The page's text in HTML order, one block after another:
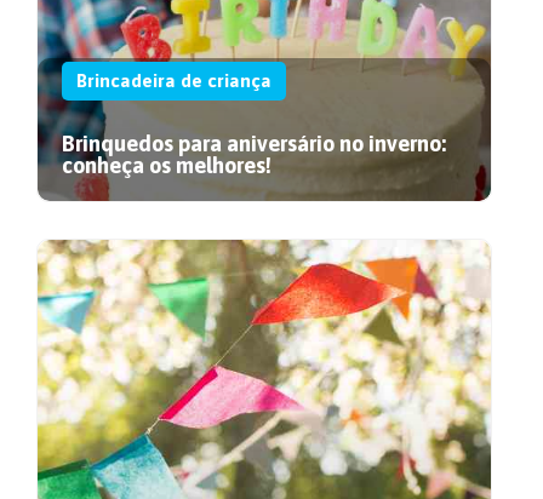
Brincadeira de criança
Brinquedos para aniversário no inverno:
conheça os melhores!